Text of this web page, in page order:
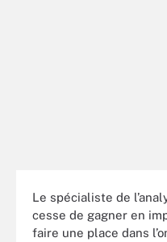
Le spécialiste de
cesse de gagner en
faire une place dans